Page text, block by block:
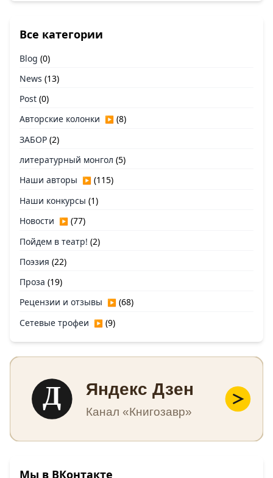
Все категории
Blog (0)
News (13)
Post (0)
Авторские колонки ▶ (8)
ЗАБОР (2)
литературный монгол (5)
Наши авторы ▶ (115)
Наши конкурсы (1)
Новости ▶ (77)
Пойдем в театр! (2)
Поэзия (22)
Проза (19)
Рецензии и отзывы ▶ (68)
Сетевые трофеи ▶ (9)
Д Яндекс Дзен
Канал «Книгозавр»
Мы в ВКонтакте